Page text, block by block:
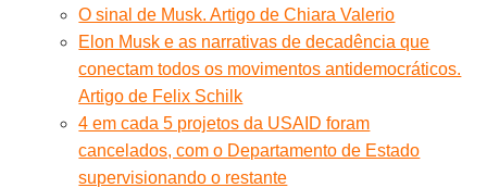
O sinal de Musk. Artigo de Chiara Valerio
Elon Musk e as narrativas de decadência que
conectam todos os movimentos antidemocráticos.
Artigo de Felix Schilk
4 em cada 5 projetos da USAID foram
cancelados, com o Departamento de Estado
supervisionando o restante